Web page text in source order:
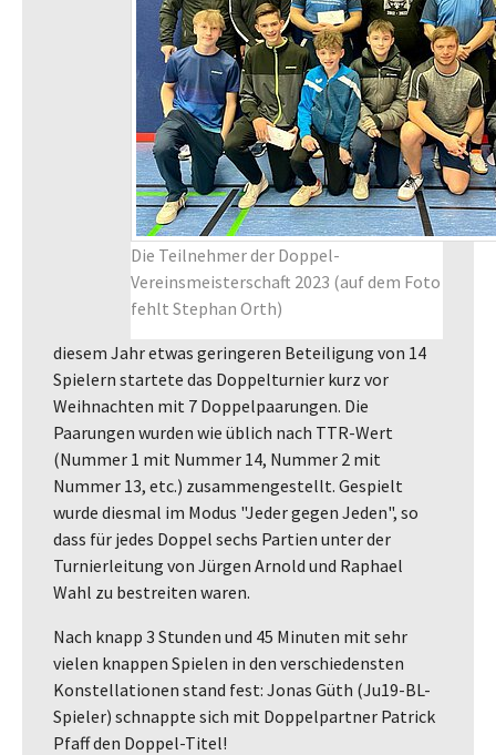
Die Teilnehmer der Doppel-
Vereinsmeisterschaft 2023 (auf dem Foto
fehlt Stephan Orth)
diesem Jahr etwas geringeren Beteiligung von 14
Spielern startete das Doppelturnier kurz vor
Weihnachten mit 7 Doppelpaarungen. Die
Paarungen wurden wie üblich nach TTR-Wert
(Nummer 1 mit Nummer 14, Nummer 2 mit
Nummer 13, etc.) zusammengestellt. Gespielt
wurde diesmal im Modus "Jeder gegen Jeden", so
dass für jedes Doppel sechs Partien unter der
Turnierleitung von Jürgen Arnold und Raphael
Wahl zu bestreiten waren.
Nach knapp 3 Stunden und 45 Minuten mit sehr
vielen knappen Spielen in den verschiedensten
Konstellationen stand fest: Jonas Güth (Ju19-BL-
Spieler) schnappte sich mit Doppelpartner Patrick
Pfaff den Doppel-Titel!